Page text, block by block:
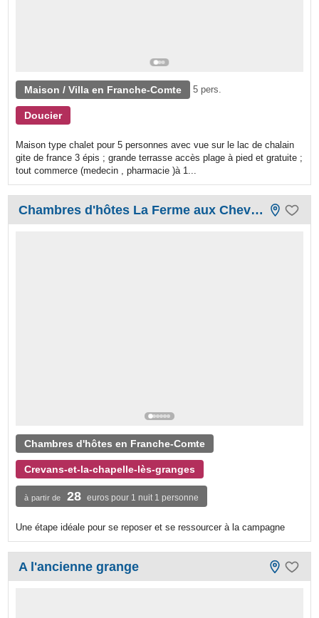
Maison / Villa en Franche-Comte 5 pers.
Doucier
Maison type chalet pour 5 personnes avec vue sur le lac de chalain
gite de france 3 épis ; grande terrasse accès plage à pied et gratuite ;
tout commerce (medecin , pharmacie )à 1...
Chambres d'hôtes La Ferme aux Chevaux
Chambres d'hôtes en Franche-Comte
Crevans-et-la-chapelle-lès-granges
à partir de 28 euros pour 1 nuit 1 personne
Une étape idéale pour se reposer et se ressourcer à la campagne
A l'ancienne grange